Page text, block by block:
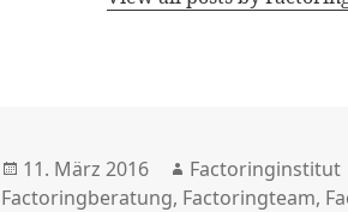
Posted
on
11. März 2016 Author
Factoringinstitut
Factoringberatung, Factoringteam,